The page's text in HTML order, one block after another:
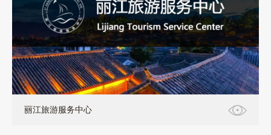
小程序+H5+分销
丽江旅游服务中心